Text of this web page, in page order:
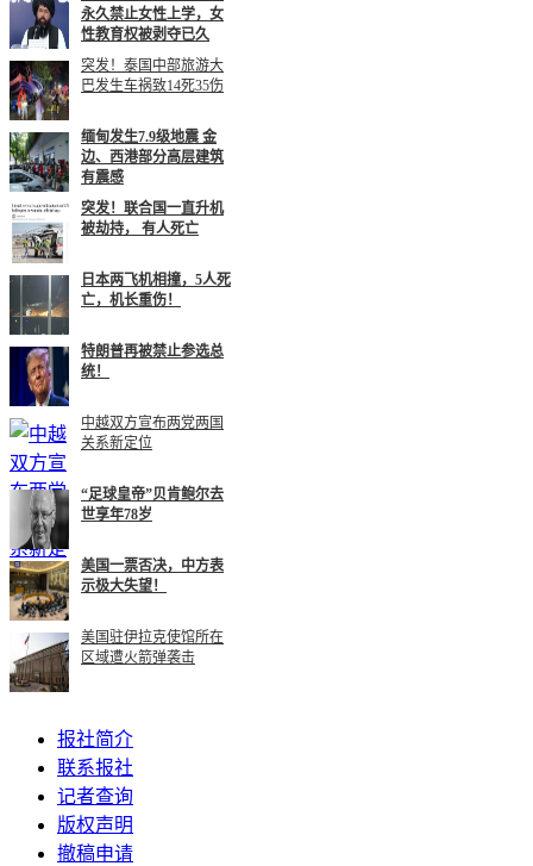
永久禁止女性上学，女
性教育权被剥夺已久
突发！泰国中部旅游大
巴发生车祸致14死35伤
缅甸发生7.9级地震 金
边、西港部分高层建筑
有震感
突发！联合国一直升机
被劫持， 有人死亡
日本两飞机相撞，5人死
亡，机长重伤！
特朗普再被禁止参选总
统！
中越双方宣布两党两国
关系新定位
“足球皇帝”贝肯鲍尔去
世享年78岁
美国一票否决，中方表
示极大失望！
美国驻伊拉克使馆所在
区域遭火箭弹袭击
报社简介
联系报社
记者查询
版权声明
撤稿申请